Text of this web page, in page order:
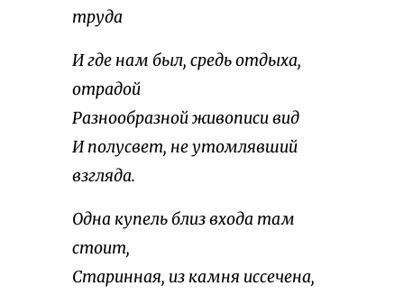
труда
И где нам был, средь отдыха,
отрадой
Разнообразной живописи вид
И полусвет, не утомлявший
взгляда.
Одна купель близ входа там
стоит,
Старинная, из камня иссечена,